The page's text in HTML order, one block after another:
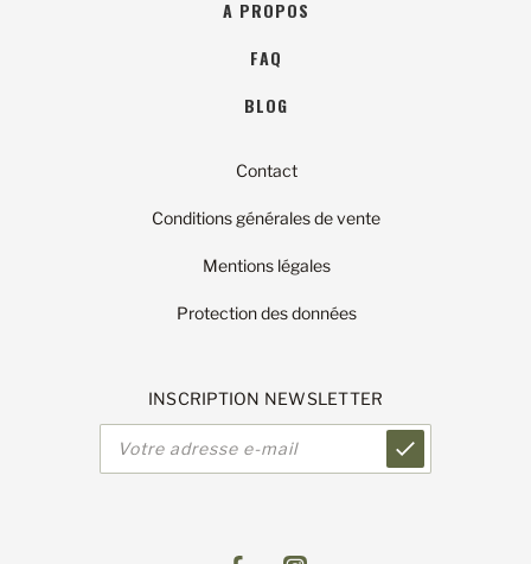
A PROPOS
FAQ
BLOG
Contact
Conditions générales de vente
Mentions légales
Protection des données
INSCRIPTION NEWSLETTER